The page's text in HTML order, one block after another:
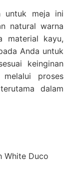
untuk meja ini
natural warna
material kayu,
Anda untuk
keinginan
proses
dalam
White Duco